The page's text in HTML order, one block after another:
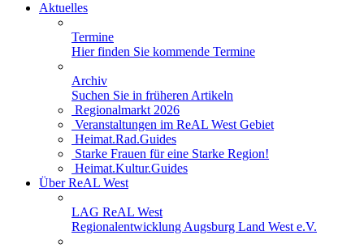
Aktuelles
Termine
Hier finden Sie kommende Termine
Archiv
Suchen Sie in früheren Artikeln
Regionalmarkt 2026
Veranstaltungen im ReAL West Gebiet
Heimat.Rad.Guides
Starke Frauen für eine Starke Region!
Heimat.Kultur.Guides
Über ReAL West
LAG ReAL West
Regionalentwicklung Augsburg Land West e.V.